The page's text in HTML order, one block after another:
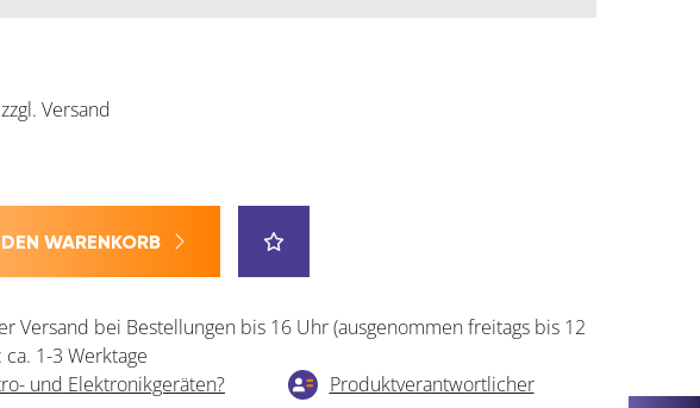
zzgl. Versand
WARENKORB
Versand bei Bestellungen bis 16 Uhr (ausgenommen freitags bis 12
1-3 Werktage
und Elektronikgeräten?
Produktverantwortlicher